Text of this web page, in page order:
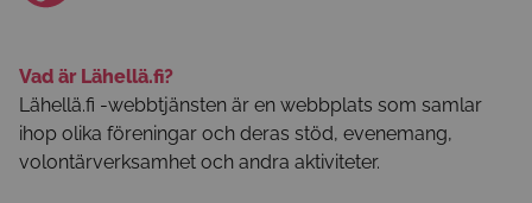
Vad är Lähellä.fi?
Lähellä.fi -webbtjänsten är en webbplats som samlar
ihop olika föreningar och deras stöd, evenemang,
volontärverksamhet och andra aktiviteter.